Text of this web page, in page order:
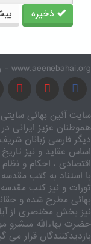
ذخیره
www.aeenebahai.org - وب سایت معرفی آئین بهائی به زبان فارسی
سایت آئین بهائی
هموطنان عزیز ایرانی
دیگر فارسی زبانان
اساس عقاید و نیز
اقتصادی ، احکام و
با استناد به کتب
تورات و نیز کتب
بهائی مطرح شده و
نیز بخش مختصری از
حضرت بهاءالله
بازدیدکنندگان قرار